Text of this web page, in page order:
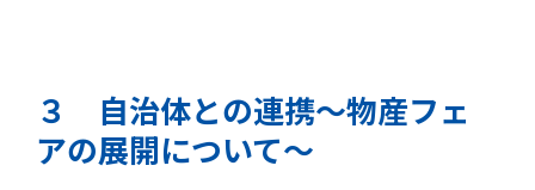
３ 自治体との連携～物産フェ
アの展開について～